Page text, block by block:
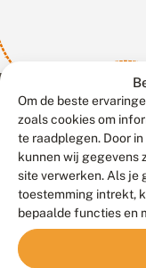
Om de beste
zoals cookies om
te raadplegen. Door
kunnen wij gegevens
site verwerken. Als je
toestemming intrekt,
bepaalde functies en
Contact
Veelgestelde
Meld
Duurzaam